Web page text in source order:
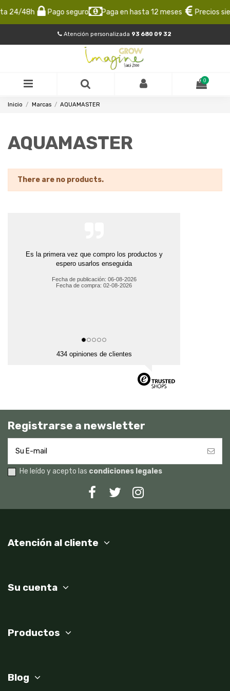
24/48h Pago seguro Paga en hasta 12 meses Precios
Atención personalizada 93 680 09 32
0
Inicio Marcas AQUAMASTER
AQUAMASTER
There are no products.
Es la primera vez que compro los productos y
espero usarlos enseguida
Fecha de publicación: 06-08-2026
Fecha de compra: 02-08-2026
434 opiniones de clientes
Registrarse a newsletter
He leído y acepto las condiciones legales
Atención al cliente
Su cuenta
Productos
Blog